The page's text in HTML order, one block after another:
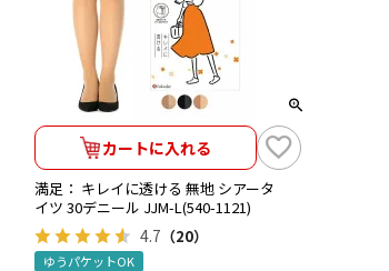
カートに入れる
満足： キレイに透ける 無地 シアータ
イツ 30デニール JJM-L(540-1121)
4.7 （20）
ゆうパケットOK